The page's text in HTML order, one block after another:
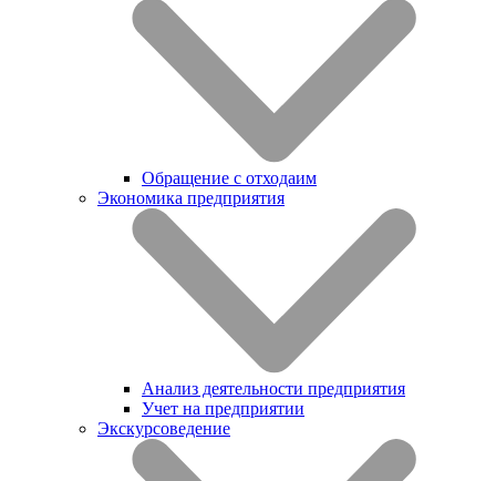
Обращение с отходаим
Экономика предприятия
Анализ деятельности предприятия
Учет на предприятии
Экскурсоведение